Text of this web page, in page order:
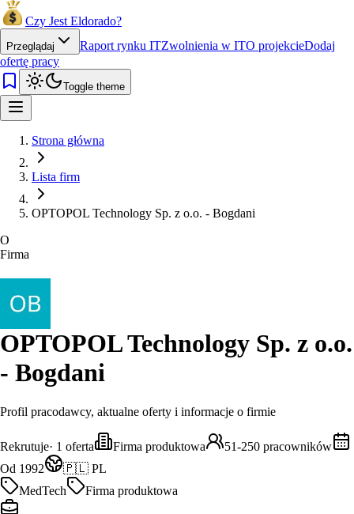
Czy Jest Eldorado?
Przeglądaj Raport rynku ITZwolnienia w ITO projekcieDodaj
ofertę pracy
Toggle theme
Strona główna
Lista firm
OPTOPOL Technology Sp. z o.o. - Bogdani
O
Firma
OPTOPOL Technology Sp. z o.o.
- Bogdani
Profil pracodawcy, aktualne oferty i informacje o firmie
Rekrutuje· 1 oferta Firma produktowa
51-250 pracowników
Od 1992
🇵🇱 PL
MedTech
Firma produktowa